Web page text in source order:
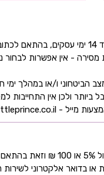
מסירה - אין אפשרות
או בדואר אלקטרוני